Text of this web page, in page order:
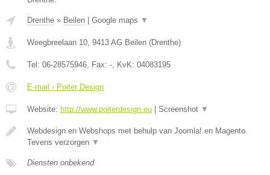
Drenthe » Beilen | Google maps ▼
Weegbreelaan 10 9413 AG Beilen (Drenthe)
Tel: 06-28575946 , Fax: - , KvK: 04083195
E-mail › Poiter Design
Website: http://www.poiterdesign.eu | Screenshot ▼
Webdesign en Webshops met behulp van Joomla! en Magento.
Tevens verzorgen ▼
Diensten onbekend